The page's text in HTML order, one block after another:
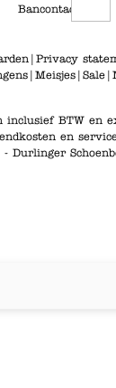
| Privacy
| Meisjes| Sale|
BTW en
en
Durlinger